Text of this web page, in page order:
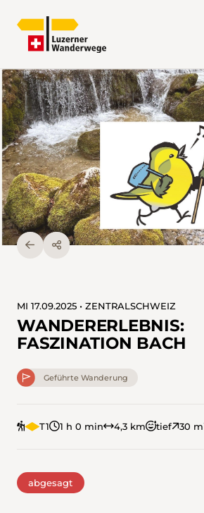
MI 17.09.2025 • ZENTRALSCHWEIZ
WANDERERLEBNIS:
FASZINATION BACH
Geführte Wanderung
T1 1 h 0 min 4,3 km tief 30 m
abgesagt